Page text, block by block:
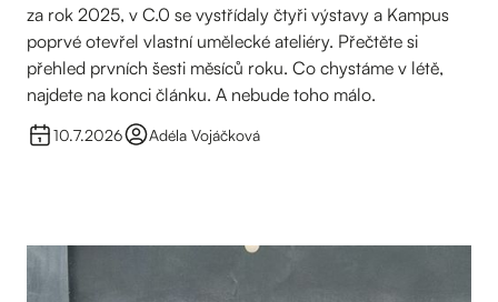
za rok 2025, v C.0 se vystřídaly čtyři výstavy a Kampus
poprvé otevřel vlastní umělecké ateliéry. Přečtěte si
přehled prvních šesti měsíců roku. Co chystáme v létě,
najdete na konci článku. A nebude toho málo.
10.7.2026 Adéla Vojáčková